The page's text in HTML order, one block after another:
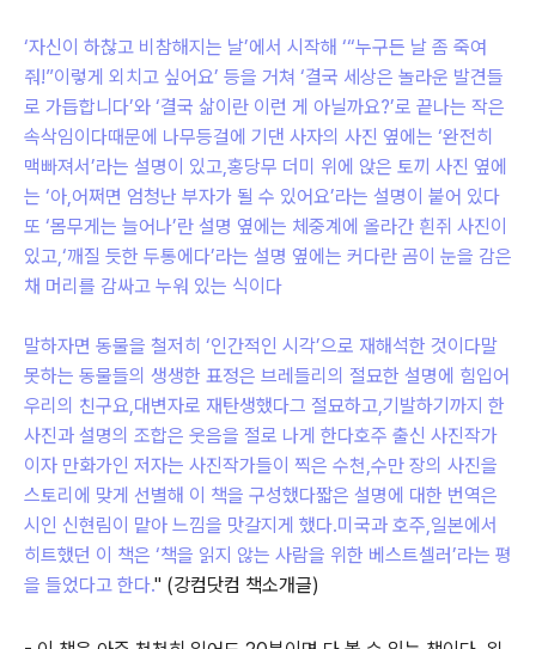
‘자신이 하찮고 비참해지는 날’에서 시작해 ‘“누구든 날 좀 죽여
줘!”이렇게 외치고 싶어요’ 등을 거쳐 ‘결국 세상은 놀라운 발견들
로 가듭합니다’와 ‘결국 삶이란 이런 게 아닐까요?’로 끝나는 작은
속삭임이다때문에 나무등걸에 기댄 사자의 사진 옆에는 ‘완전히
맥빠져서’라는 설명이 있고,홍당무 더미 위에 앉은 토끼 사진 옆에
는 ‘아,어쩌면 엄청난 부자가 될 수 있어요’라는 설명이 붙어 있다
또 ‘몸무게는 늘어나’란 설명 옆에는 체중계에 올라간 흰쥐 사진이
있고,‘깨질 듯한 두통에다’라는 설명 옆에는 커다란 곰이 눈을 감은
채 머리를 감싸고 누워 있는 식이다
말하자면 동물을 철저히 ‘인간적인 시각’으로 재해석한 것이다말
못하는 동물들의 생생한 표정은 브레들리의 절묘한 설명에 힘입어
우리의 친구요,대변자로 재탄생했다그 절묘하고,기발하기까지 한
사진과 설명의 조합은 웃음을 절로 나게 한다호주 출신 사진작가
이자 만화가인 저자는 사진작가들이 찍은 수천,수만 장의 사진을
스토리에 맞게 선별해 이 책을 구성했다짧은 설명에 대한 번역은
시인 신현림이 맡아 느낌을 맛갈지게 했다.미국과 호주,일본에서
히트했던 이 책은 ‘책을 읽지 않는 사람을 위한 베스트셀러’라는 평
을 들었다고 한다." (강컴닷컴 책소개글)